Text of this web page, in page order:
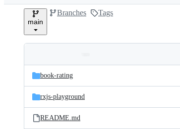
e
main
Branches Tags
and
files
Latest
commit
book-rating
rxjs-playground
README.md